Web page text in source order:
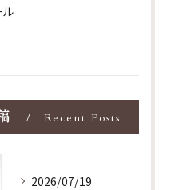
Recent Posts
2026/07/19